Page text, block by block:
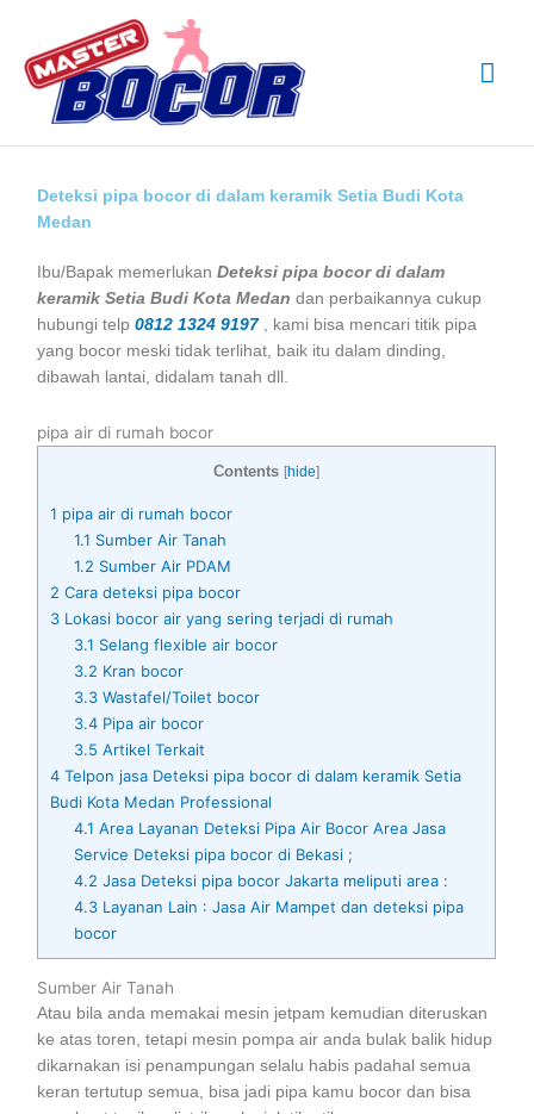
content
Deteksi pipa bocor di dalam keramik Setia Budi Kota
Medan
Ibu/Bapak memerlukan Deteksi pipa bocor di dalam
keramik Setia Budi Kota Medan dan perbaikannya cukup
hubungi telp 0812 1324 9197, kami bisa mencari titik pipa
yang bocor meski tidak terlihat, baik itu dalam dinding,
dibawah lantai, didalam tanah dll.
pipa air di rumah bocor
Contents [hide]
1 pipa air di rumah bocor
1.1 Sumber Air Tanah
1.2 Sumber Air PDAM
2 Cara deteksi pipa bocor
3 Lokasi bocor air yang sering terjadi di rumah
3.1 Selang flexible air bocor
3.2 Kran bocor
3.3Wastafel/Toilet bocor
3.4Pipa air bocor
3.5 Artikel Terkait
4 Telpon jasa Deteksi pipa bocor di dalam keramik Setia
Budi Kota Medan Professional
4.1 Area Layanan Deteksi Pipa Air Bocor Area Jasa
Service Deteksi pipa bocor di Bekasi ;
4.2 Jasa Deteksi pipa bocor Jakarta meliputi area :
4.3Layanan Lain : Jasa Air Mampet dan deteksi pipa
bocor
Sumber Air Tanah
Atau bila anda memakai mesin jetpam kemudian diteruskan
ke atas toren, tetapi mesin pompa air anda bulak balik hidup
dikarnakan isi penampungan selalu habis padahal semua
keran tertutup semua, bisa jadi pipa kamu bocor dan bisa